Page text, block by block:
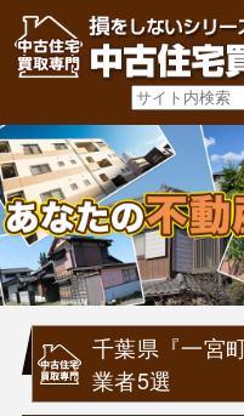
千葉県『一宮
業者5選